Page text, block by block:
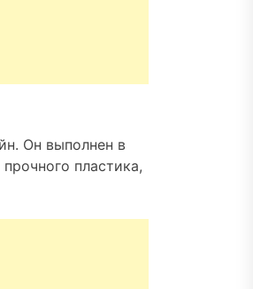
Он выполнен в
пластика,